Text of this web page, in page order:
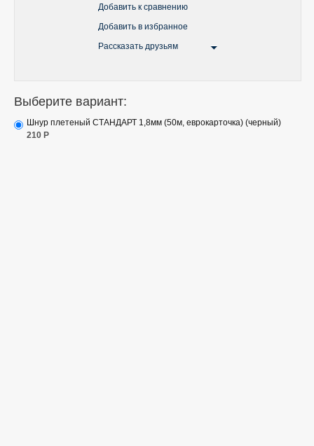
Добавить к сравнению
Добавить в избранное
Рассказать друзьям
Выберите вариант:
Шнур плетеный СТАНДАРТ 1,8мм (50м, еврокарточка) (черный)
210 Р